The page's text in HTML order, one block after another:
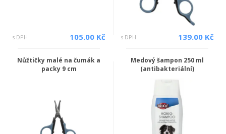
s DPH 105.00 Kč s DPH 139.00 Kč
Nůžtičky malé na čumák a
packy 9 cm
Medový šampon 250 ml
(antibakteriální)